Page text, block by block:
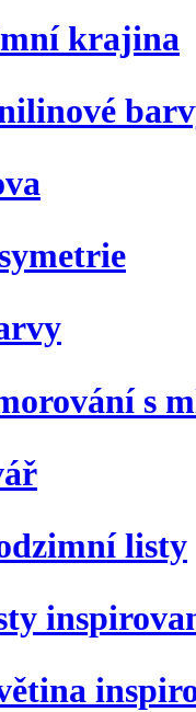
krajina
s
listy